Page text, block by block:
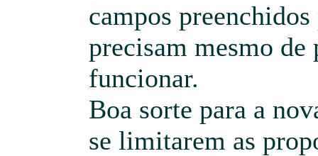
campos
precisam mesmo de
funcionar.
Boa sorte para a
se limitarem as